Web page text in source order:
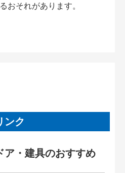
おそれがあります。
ンク
ア・建具のおすすめ